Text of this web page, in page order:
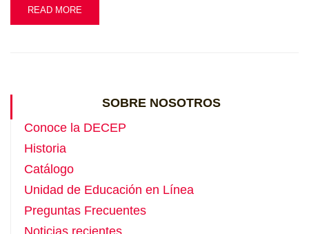
READ MORE
SOBRE NOSOTROS
Conoce la DECEP
Historia
Catálogo
Unidad de Educación en Línea
Preguntas Frecuentes
Noticias recientes